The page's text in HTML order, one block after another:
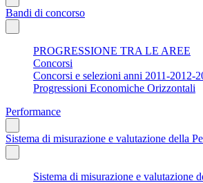
Bandi di concorso
PROGRESSIONE TRA LE AREE
Concorsi
Concorsi e selezioni anni 2011-2012-
Progressioni Economiche Orizzontali
Performance
Sistema di misurazione e valutazione della
Sistema di misurazione e valutazione